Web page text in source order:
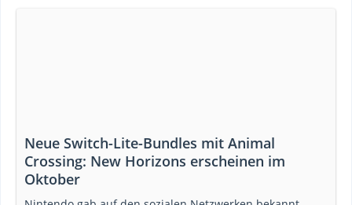
Neue Switch-Lite-Bundles mit Animal
Crossing: New Horizons erscheinen im
Oktober